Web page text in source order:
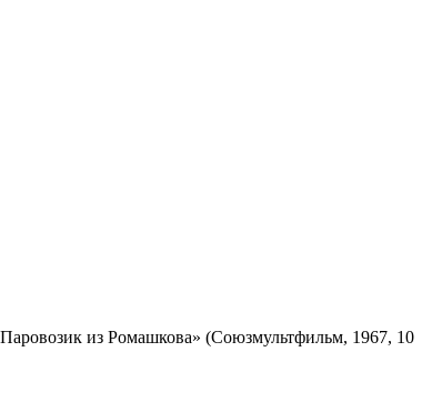
из Ромашкова» (Союзмультфильм, 1967, 10